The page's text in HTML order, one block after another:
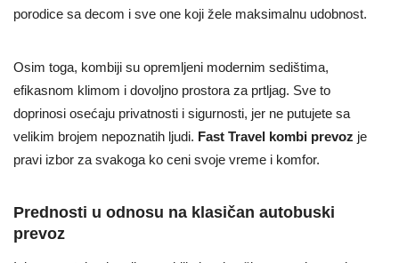
porodice sa decom i sve one koji žele maksimalnu udobnost.
Osim toga, kombiji su opremljeni modernim sedištima,
efikasnom klimom i dovoljno prostora za prtljag. Sve to
doprinosi osećaju privatnosti i sigurnosti, jer ne putujete sa
velikim brojem nepoznatih ljudi. Fast Travel kombi prevoz je
pravi izbor za svakoga ko ceni svoje vreme i komfor.
Prednosti u odnosu na klasičan autobuski
prevoz